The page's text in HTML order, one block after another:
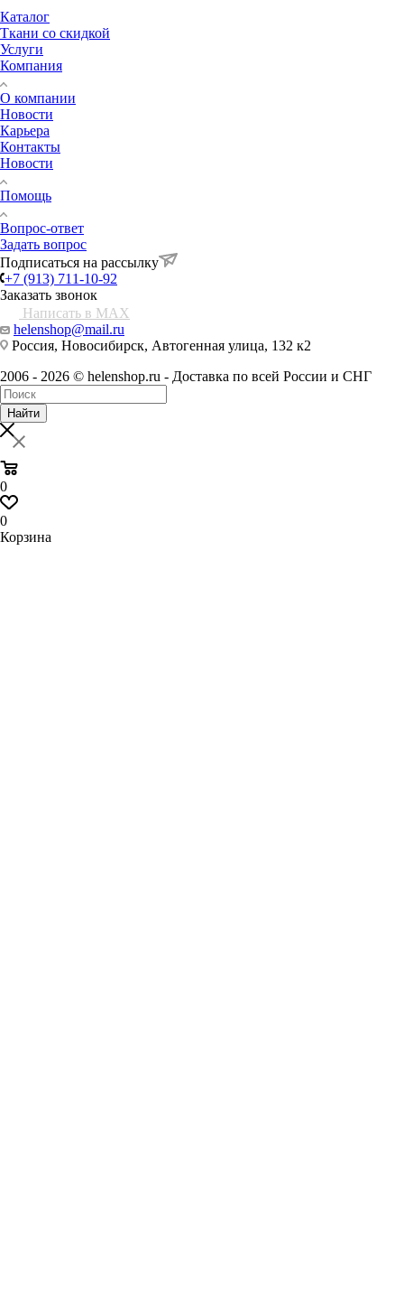
Каталог
Ткани со скидкой
Услуги
Компания
О компании
Новости
Карьера
Контакты
Новости
Помощь
Вопрос-ответ
Задать вопрос
Подписаться на рассылку
+7 (913) 711-10-92
Заказать звонок
Написать в MAX
helenshop@mail.ru
Россия, Новосибирск, Автогенная улица, 132 к2
2006 - 2026 © helenshop.ru - Доставка по всей России и СНГ
Найти
0
0
Корзина